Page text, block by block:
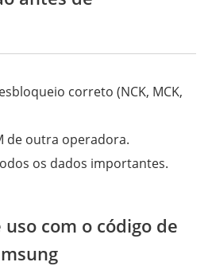
correto (NCK, MCK,
de outra operadora.
os dados importantes.
uso com o código de